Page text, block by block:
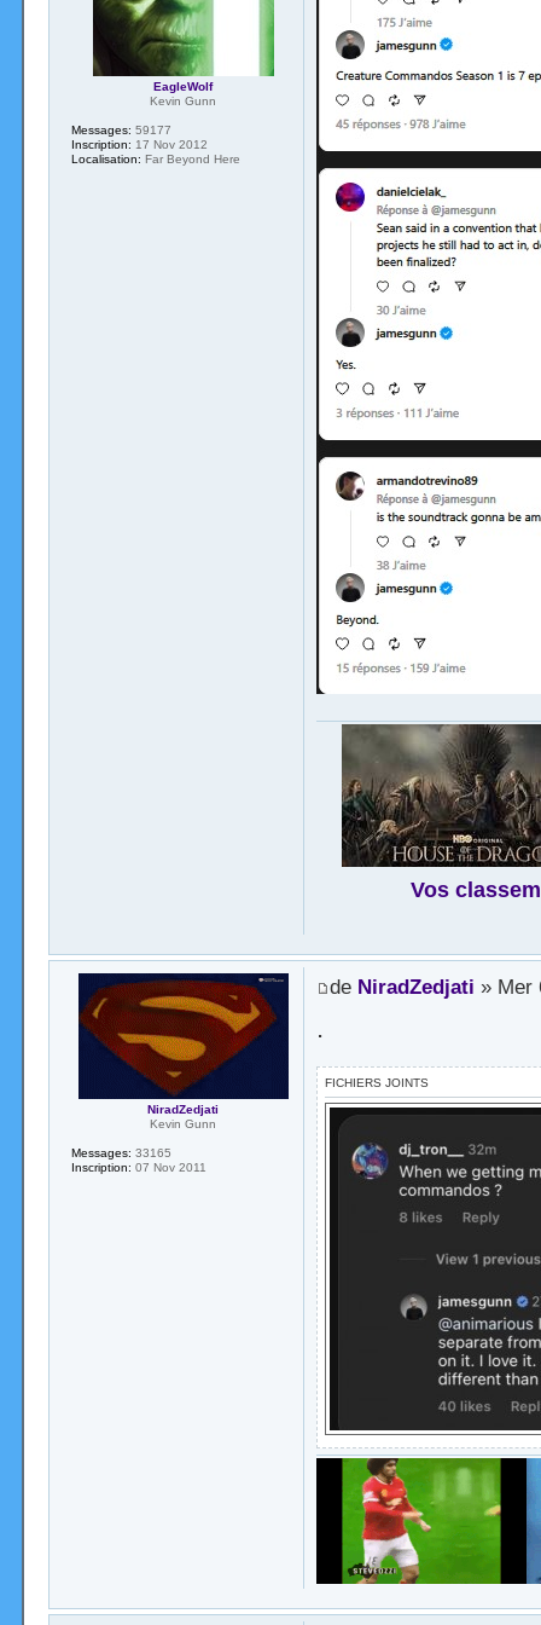
Vos
EagleWolf
Kevin Gunn
Messages: 59177
Inscription: 17 Nov 2012
Localisation: Far Beyond Here
de NiradZedjati » Mer
.
FICHIERS JOINTS
NiradZedjati
Kevin Gunn
Messages: 33165
Inscription: 07 Nov 2011